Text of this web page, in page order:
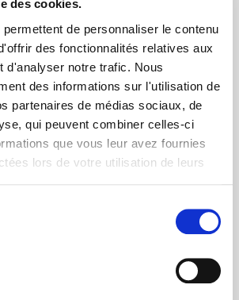
des cookies.
de personnaliser le contenu
des fonctionnalités relatives aux
d'analyser notre trafic. Nous
des informations sur l'utilisation de
partenaires de médias sociaux, de
qui peuvent combiner celles-ci
que vous leur avez fournies
lors de votre utilisation de leurs
10 ans d'expertise
le photovoltaïque